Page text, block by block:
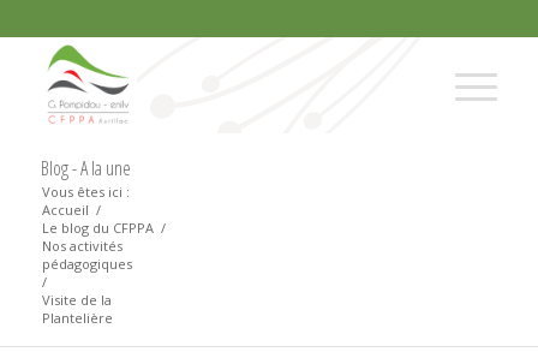
Blog - A la une
Vous êtes ici :
Accueil /
Le blog du CFPPA /
Nos activités
pédagogiques
/
Visite de la
Plantelière